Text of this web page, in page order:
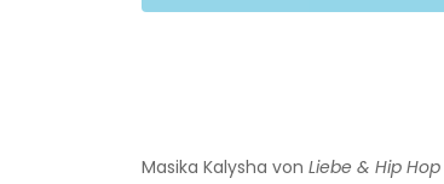
Masika Kalysha von Liebe & Hip Hop